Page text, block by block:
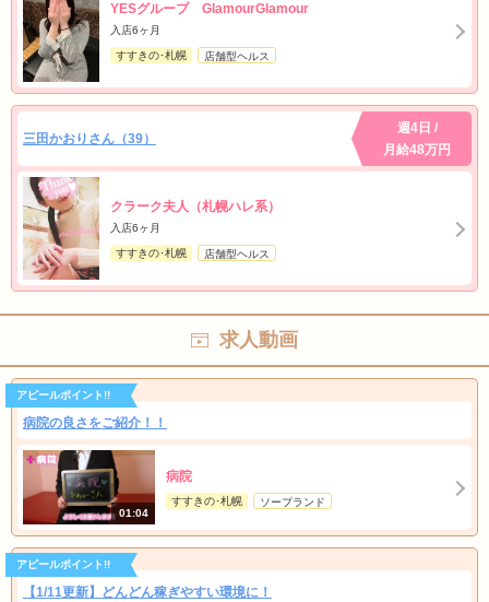
YESグループ GlamourGlamour
入店6ヶ月
すすきの･札幌 店舗型ヘルス
三田かおりさん（39）
週4日 /
月給48万円
クラーク夫人（札幌ハレ系）
入店6ヶ月
すすきの･札幌 店舗型ヘルス
求人動画
アピールポイント!!
病院の良さをご紹介！！
01:04
病院
すすきの･札幌 ソープランド
アピールポイント!!
【1/11更新】どんどん稼ぎやすい環境に！